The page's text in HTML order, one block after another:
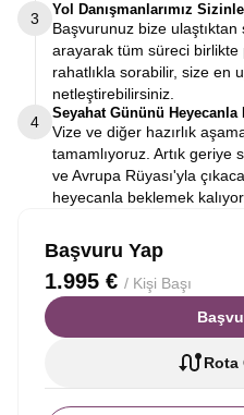
3
Yol Danışmanlarımız
Başvurunuz bize ulaştıktan
arayarak tüm süreci
rahatlıkla sorabilir, size en
netleştirebilirsiniz.
4
Seyahat Gününü Heyecanla
Vize ve diğer hazırlık
tamamlıyoruz. Artık geriye
ve Avrupa Rüyası'yla
heyecanla beklemek kalıyor.
Başvuru Yap
1.995 € / Kişi Başı
Rota